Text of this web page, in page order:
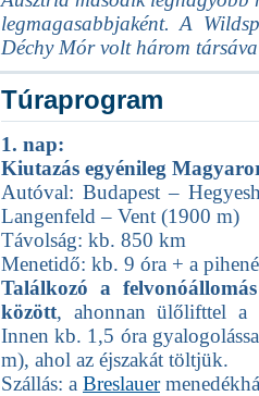
legmagasabbjaként. A
Déchy Mór volt három
Túraprogram
1. nap:
Kiutazás egyénileg
Autóval: Budapest –
Langenfeld – Vent (1900 m)
Távolság: kb. 850 km
Menetidő: kb. 9 óra + a
Találkozó a
között, ahonnan ülőlifttel a
Innen kb. 1,5 óra
m), ahol az éjszakát töltjük.
Szállás: a Breslauer